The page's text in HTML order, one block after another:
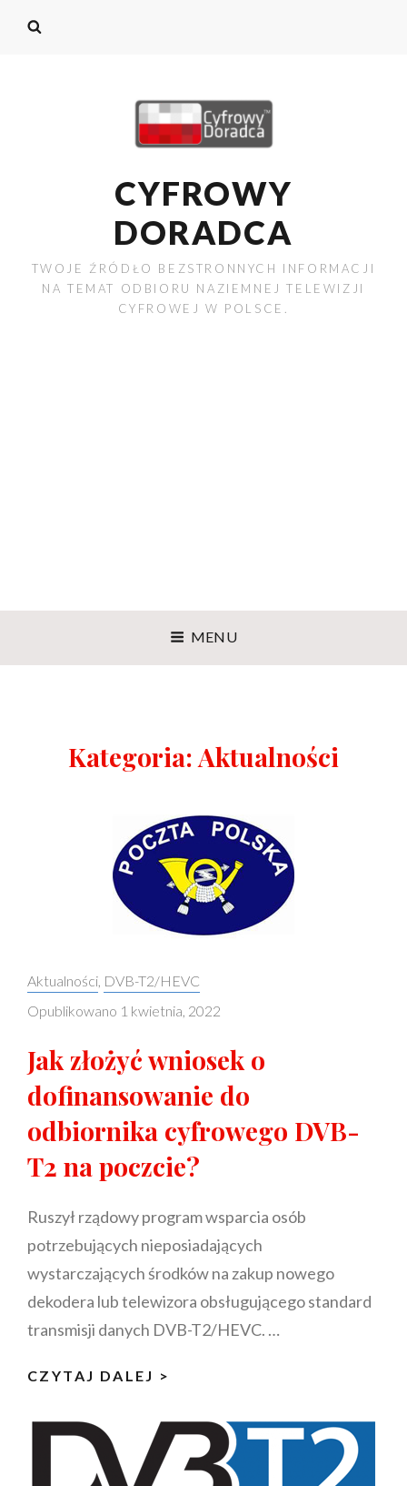
CYFROWY
DORADCA
TWOJE ŹRÓDŁO BEZSTRONNYCH INFORMACJI
NA TEMAT ODBIORU NAZIEMNEJ TELEWIZJI
CYFROWEJ W POLSCE.
MENU
Kategoria:Aktualności
Categories:
Aktualności DVB-T2/HEVC
Opublikowano 1 kwietnia, 2022
Jak złożyć wniosek o
dofinansowanie do
odbiornika cyfrowego DVB-
T2 na poczcie?
Ruszył rządowy program wsparcia osób
potrzebujących nieposiadających
wystarczających środków na zakup nowego
dekodera lub telewizora obsługującego standard
transmisji danych DVB-T2/HEVC. …
CZYTAJ DALEJ >
WNIOSEK
O
DOFINANSOWANIE